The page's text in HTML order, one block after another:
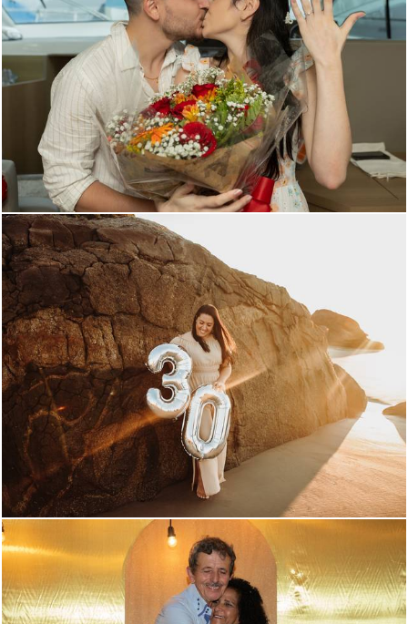
391 0
481 0